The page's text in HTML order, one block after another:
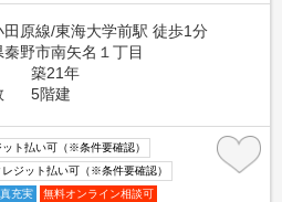
田原線/東海大学前駅 徒歩1分
野市南矢名１丁目
築21年
5階建
ト払い可（※条件要確認）
ジット払い可（※条件要確認）
充実 無料オンライン相談可